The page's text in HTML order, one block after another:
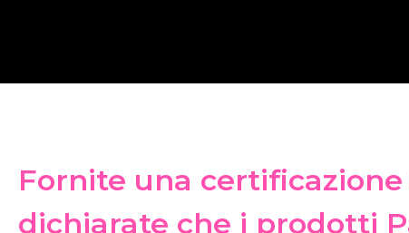
Fornite una
dichiarate che i prodotti